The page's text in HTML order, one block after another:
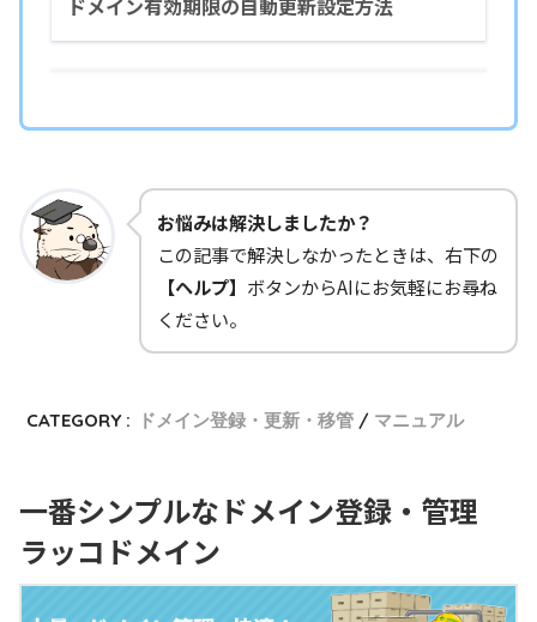
ドメイン有効期限の自動更新設定方法
お悩みは解決しましたか？
この記事で解決しなかったときは、右下の
【ヘルプ】 ボタンからAIにお気軽にお尋ね
ください。
CATEGORY : ドメイン登録・更新・移管 マニュアル
一番シンプルなドメイン登録・管理
ラッコドメイン